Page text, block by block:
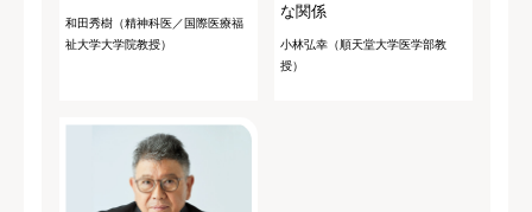
和田秀樹（精神科医／国際医療福
祉大学大学院教授）
な関係
小林弘幸（順天堂大学医学部教
授）